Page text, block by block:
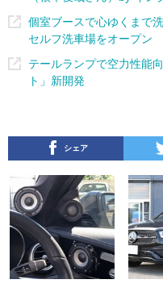
個室ブースで心ゆくまで
セルフ洗車場をオープン
テールランプで空力性能
ト」新開発
シェア